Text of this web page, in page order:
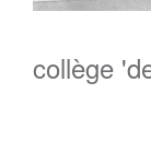
collège